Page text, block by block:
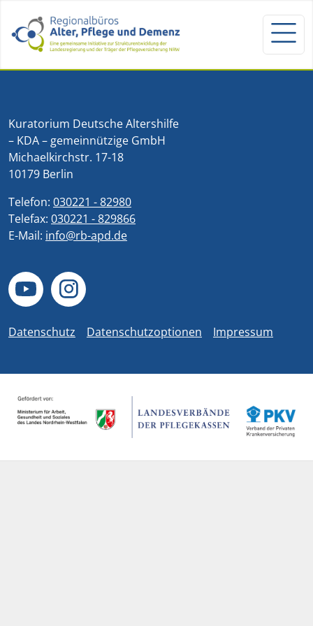
Kuratorium Deutsche Altershilfe
– KDA – gemeinnützige GmbH
Michaelkirchstr. 17-18
10179 Berlin
Telefon: 030221 - 82980
Telefax: 030221 - 829866
E-Mail: info@rb-apd.de
Datenschutz Datenschutzoptionen Impressum